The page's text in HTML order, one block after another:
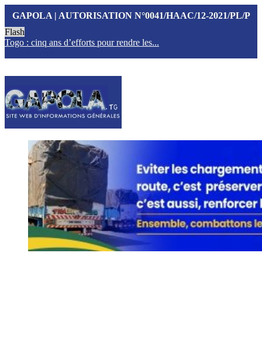
GAPOLA | AUTORISATION N°0041/HAAC/12-2021/PL/P
Flash
Togo : cinq ans d’efforts pour rendre les...